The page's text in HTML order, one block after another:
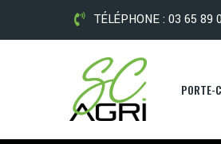
TÉLÉPHONE : 03 65 89
PORTE-